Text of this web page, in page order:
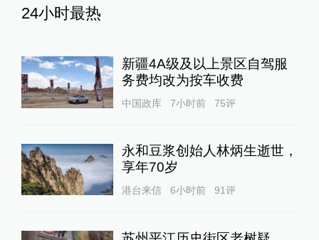
24小时最热
新疆4A级及以上景区自驾服
务费均改为按车收费
中国政库 7小时前 75评
永和豆浆创始人林炳生逝世，
享年70岁
港台来信 6小时前 91评